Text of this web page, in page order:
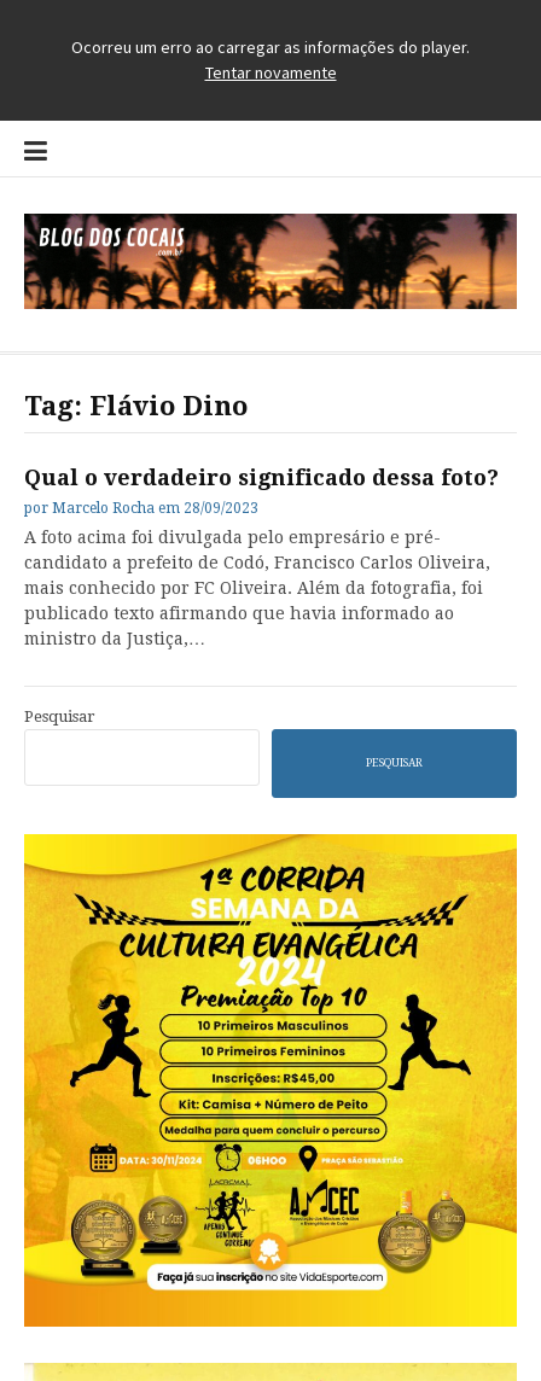
Pular
para
conteúdo
Tag: Flávio Dino
Qual o verdadeiro significado dessa foto?
por Marcelo Rocha em 28/09/2023
A foto acima foi divulgada pelo empresário e pré-
candidato a prefeito de Codó, Francisco Carlos Oliveira,
mais conhecido por FC Oliveira. Além da fotografia, foi
publicado texto afirmando que havia informado ao
ministro da Justiça,…
Pesquisar
PESQUISAR